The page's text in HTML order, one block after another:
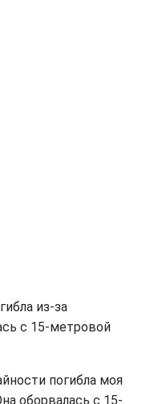
из-за
с 15-метровой
погибла моя
оборвалась с 15-